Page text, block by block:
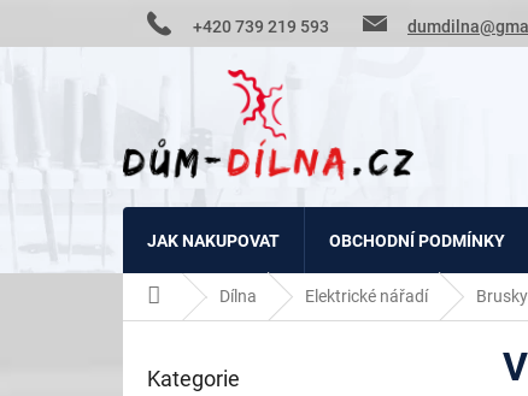
+420 739 219 593
JAK NAKUPOVAT OBCHODNÍ PODMÍNKY
Domů Dílna Elektrické nářadí Brusky
Přeskočit
Kategorie